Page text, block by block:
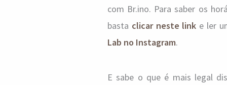
com Br.ino. Para saber os
basta clicar neste link e ler
Lab no Instagram.
E sabe o que é mais legal